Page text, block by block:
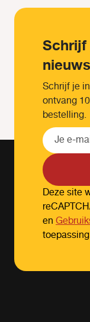
Schrijf je
ontvang
bestelling.
Deze site
en